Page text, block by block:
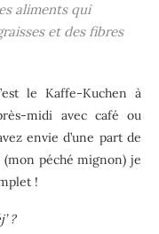
aliments qui
et des fibres
le Kaffe-Kuchen à
midi avec café ou
envie d’une part de
péché mignon) je
!
?